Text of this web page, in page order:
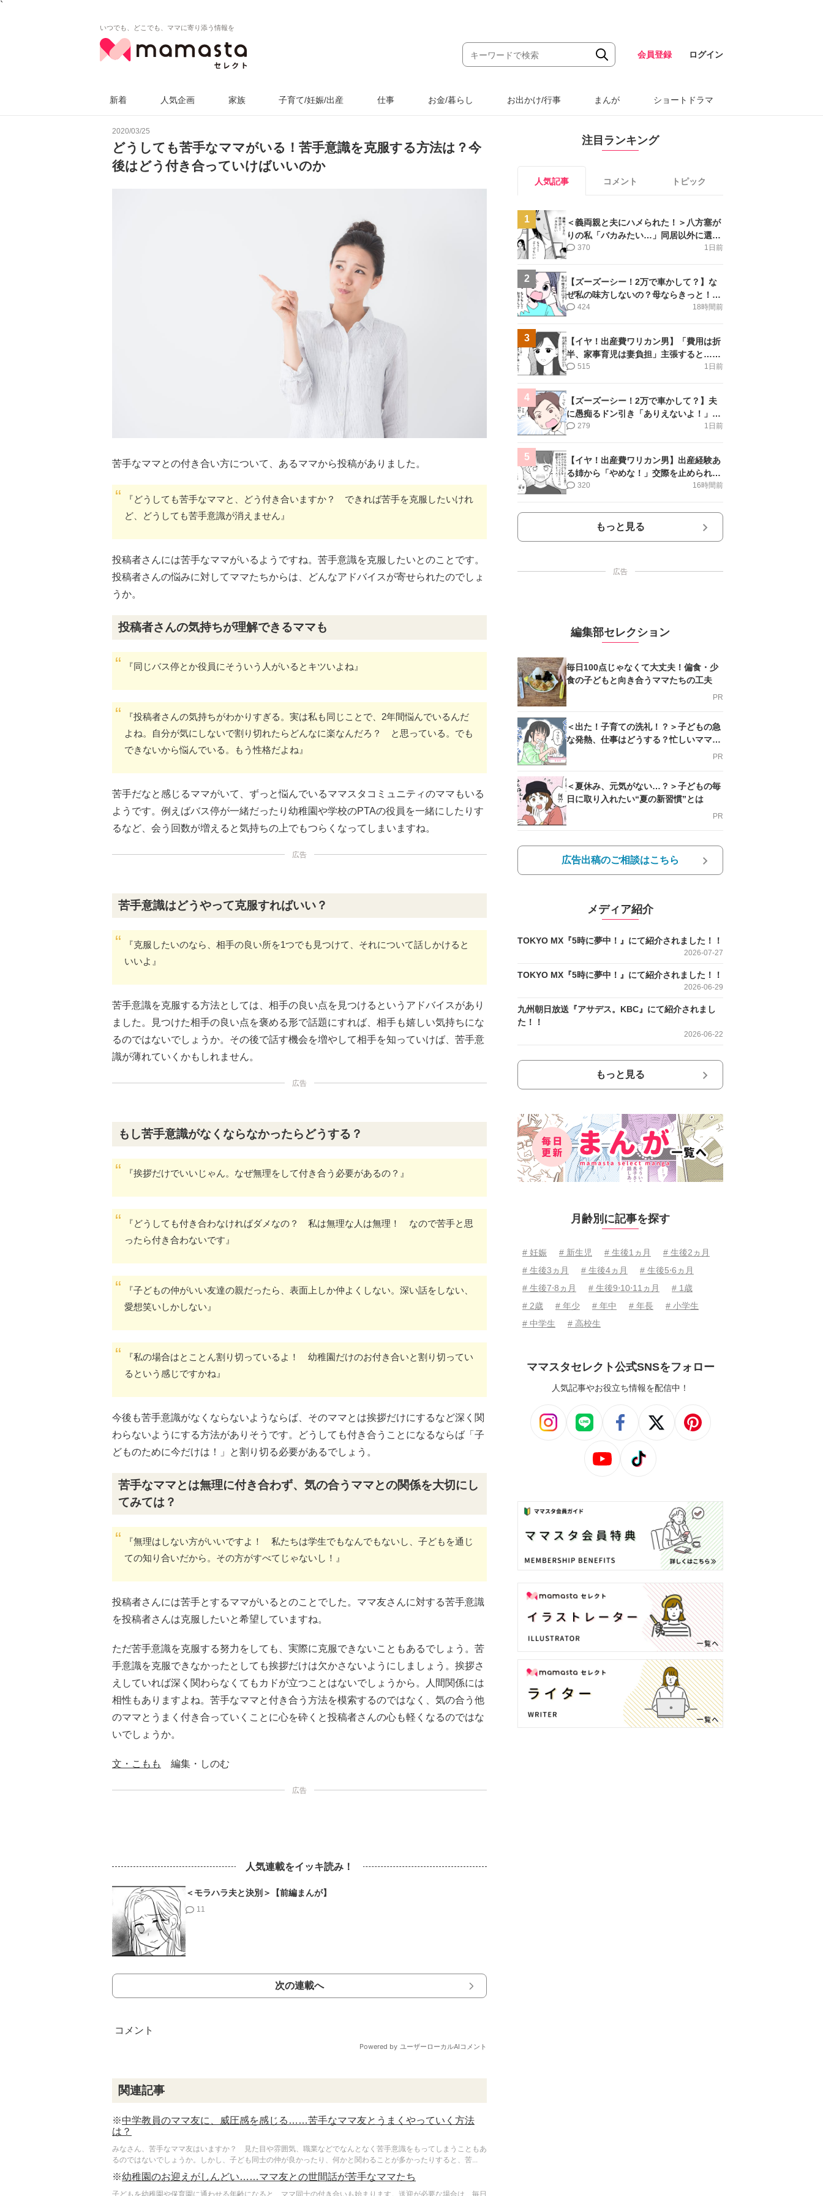
`
いつでも、どこでも、ママに寄り添う情報を
会員登録 ログイン
新着 人気企画 家族 子育て/妊娠/出産 仕事 お金/暮らし お出かけ/行事 まんが ショートドラマ
2020/03/25
どうしても苦手なママがいる！苦手意識を克服する方法は？今
後はどう付き合っていけばいいのか
苦手なママとの付き合い方について、あるママから投稿がありました。
『どうしても苦手なママと、どう付き合いますか？ できれば苦手を克服したいけれ
ど、どうしても苦手意識が消えません』
投稿者さんには苦手なママがいるようですね。苦手意識を克服したいとのことです。
投稿者さんの悩みに対してママたちからは、どんなアドバイスが寄せられたのでしょ
うか。
投稿者さんの気持ちが理解できるママも
『同じバス停とか役員にそういう人がいるとキツいよね』
『投稿者さんの気持ちがわかりすぎる。実は私も同じことで、2年間悩んでいるんだ
よね。自分が気にしないで割り切れたらどんなに楽なんだろ？ と思っている。でも
できないから悩んでいる。もう性格だよね』
苦手だなと感じるママがいて、ずっと悩んでいるママスタコミュニティのママもいる
ようです。例えばバス停が一緒だったり幼稚園や学校のPTAの役員を一緒にしたりす
るなど、会う回数が増えると気持ちの上でもつらくなってしまいますね。
広告
苦手意識はどうやって克服すればいい？
『克服したいのなら、相手の良い所を1つでも見つけて、それについて話しかけると
いいよ』
苦手意識を克服する方法としては、相手の良い点を見つけるというアドバイスがあり
ました。見つけた相手の良い点を褒める形で話題にすれば、相手も嬉しい気持ちにな
るのではないでしょうか。その後で話す機会を増やして相手を知っていけば、苦手意
識が薄れていくかもしれません。
広告
もし苦手意識がなくならなかったらどうする？
『挨拶だけでいいじゃん。なぜ無理をして付き合う必要があるの？』
『どうしても付き合わなければダメなの？ 私は無理な人は無理！ なので苦手と思
ったら付き合わないです』
『子どもの仲がいい友達の親だったら、表面上しか仲よくしない。深い話をしない、
愛想笑いしかしない』
『私の場合はとことん割り切っているよ！ 幼稚園だけのお付き合いと割り切ってい
るという感じですかね』
今後も苦手意識がなくならないようならば、そのママとは挨拶だけにするなど深く関
わらないようにする方法がありそうです。どうしても付き合うことになるならば「子
どものために今だけは！」と割り切る必要があるでしょう。
苦手なママとは無理に付き合わず、気の合うママとの関係を大切にし
てみては？
『無理はしない方がいいですよ！ 私たちは学生でもなんでもないし、子どもを通じ
ての知り合いだから。その方がすべてじゃないし！』
投稿者さんには苦手とするママがいるとのことでした。ママ友さんに対する苦手意識
を投稿者さんは克服したいと希望していますね。
ただ苦手意識を克服する努力をしても、実際に克服できないこともあるでしょう。苦
手意識を克服できなかったとしても挨拶だけは欠かさないようにしましょう。挨拶さ
えしていれば深く関わらなくてもカドが立つことはないでしょうから。人間関係には
相性もありますよね。苦手なママと付き合う方法を模索するのではなく、気の合う他
のママとうまく付き合っていくことに心を砕くと投稿者さんの心も軽くなるのではな
いでしょうか。
文・こもも 編集・しのむ
広告
人気連載をイッキ読み！
＜モラハラ夫と決別＞【前編まんが】
11
次の連載へ
関連記事
※中学教員のママ友に、威圧感を感じる……苦手なママ友とうまくやっていく方法
は？
みなさん、苦手なママ友はいますか？ 見た目や雰囲気、職業などでなんとなく苦手意識をもってしまうこともあ
るのではないでしょうか。しかし、子ども同士の仲が良かったり、何かと関わることが多かったりすると、苦...
※幼稚園のお迎えがしんどい……ママ友との世間話が苦手なママたち
子どもを幼稚園や保育園に通わせる年齢になると、ママ同士の付き合いも始まります。送迎が必要な場合は、毎日
注目ランキング
人気記事 コメント トピック
1
＜義両親と夫にハメられた！＞八方塞が
りの私「バカみたい…」同居以外に選択
肢がない【第5話まんが】
1日前
370
2
【ズーズーシー！2万で車かして？】な
ぜ私の味方しないの？母ならきっと！＜
第17話＞#4コマ母道場
18時間前
424
3
【イヤ！出産費ワリカン男】「費用は折
半、家事育児は妻負担」主張すると…＜
第11話＞#4コマ母道場
1日前
515
4
【ズーズーシー！2万で車かして？】夫
に愚痴るドン引き「ありえないよ！」＜
第16話＞#4コマ母道場
1日前
279
5
【イヤ！出産費ワリカン男】出産経験あ
る姉から「やめな！」交際を止められ＜
第12話＞#4コマ母道場
16時間前
320
もっと見る
広告
編集部セレクション
毎日100点じゃなくて大丈夫！偏食・少
食の子どもと向き合うママたちの工夫
PR
＜出た！子育ての洗礼！？＞子どもの急
な発熱、仕事はどうする？忙しいママを
PR
＜夏休み、元気がない…？＞子どもの毎
日に取り入れたい“夏の新習慣”とは
PR
広告出稿のご相談はこちら
メディア紹介
TOKYO MX『5時に夢中！』にて紹介されました！！
2026-07-27
TOKYO MX『5時に夢中！』にて紹介されました！！
2026-06-29
九州朝日放送『アサデス。KBC』にて紹介されまし
た！！
2026-06-22
もっと見る
月齢別に記事を探す
# 妊娠 # 新生児 # 生後1ヵ月
# 生後2ヵ月
# 生後3ヵ月
# 生後4ヵ月
# 生後5⋅6ヵ月
# 生後7⋅8ヵ月
# 生後9⋅10⋅11ヵ月
# 1歳
# 2歳
# 年少 # 年中 # 年長
# 小学生
# 中学生
# 高校生
ママスタセレクト公式SNSをフォロー
人気記事やお役立ち情報を配信中！